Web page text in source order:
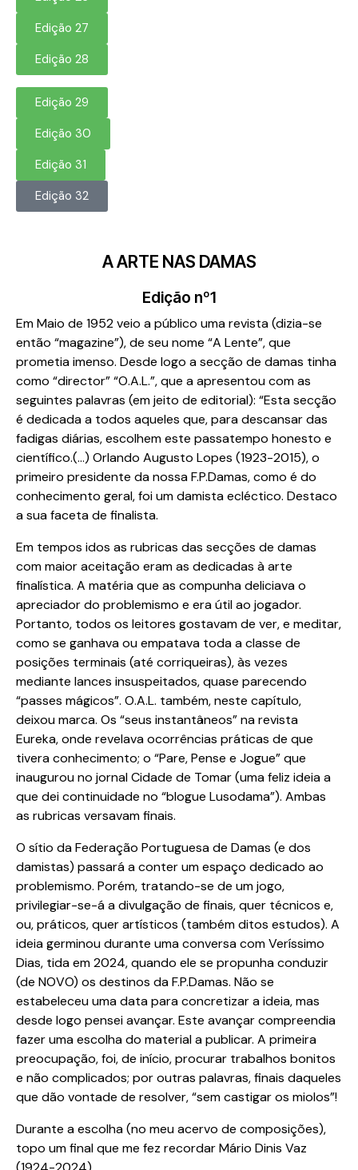
Edição 27
Edição 28
Edição 29
Edição 30
Edição 31
Edição 32
A ARTE NAS DAMAS
Edição nº1
Em Maio de 1952 veio a público uma revista (dizia-se
então “magazine”), de seu nome “A Lente”, que
prometia imenso. Desde logo a secção de damas tinha
como “director” “O.A.L.”, que a apresentou com as
seguintes palavras (em jeito de editorial): “Esta secção
é dedicada a todos aqueles que, para descansar das
fadigas diárias, escolhem este passatempo honesto e
científico.(…) Orlando Augusto Lopes (1923-2015), o
primeiro presidente da nossa F.P.Damas, como é do
conhecimento geral, foi um damista ecléctico. Destaco
a sua faceta de finalista.
Em tempos idos as rubricas das secções de damas
com maior aceitação eram as dedicadas à arte
finalística. A matéria que as compunha deliciava o
apreciador do problemismo e era útil ao jogador.
Portanto, todos os leitores gostavam de ver, e meditar,
como se ganhava ou empatava toda a classe de
posições terminais (até corriqueiras), às vezes
mediante lances insuspeitados, quase parecendo
“passes mágicos”. O.A.L. também, neste capítulo,
deixou marca. Os “seus instantâneos” na revista
Eureka, onde revelava ocorrências práticas de que
tivera conhecimento; o “Pare, Pense e Jogue” que
inaugurou no jornal Cidade de Tomar (uma feliz ideia a
que dei continuidade no “blogue Lusodama”). Ambas
as rubricas versavam finais.
O sítio da Federação Portuguesa de Damas (e dos
damistas) passará a conter um espaço dedicado ao
problemismo. Porém, tratando-se de um jogo,
privilegiar-se-á a divulgação de finais, quer técnicos e,
ou, práticos, quer artísticos (também ditos estudos). A
ideia germinou durante uma conversa com Veríssimo
Dias, tida em 2024, quando ele se propunha conduzir
(de NOVO) os destinos da F.P.Damas. Não se
estabeleceu uma data para concretizar a ideia, mas
desde logo pensei avançar. Este avançar compreendia
fazer uma escolha do material a publicar. A primeira
preocupação, foi, de início, procurar trabalhos bonitos
e não complicados; por outras palavras, finais daqueles
que dão vontade de resolver, “sem castigar os miolos”!
Durante a escolha (no meu acervo de composições),
topo um final que me fez recordar Mário Dinis Vaz